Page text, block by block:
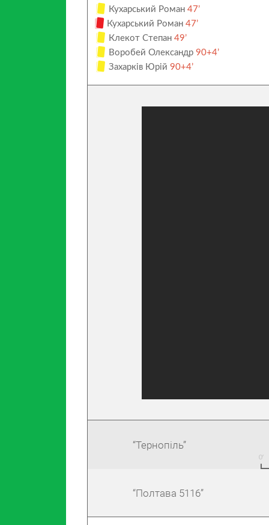
Кухарський Роман 47’
Кухарський Роман 47’
Клекот Степан 49’
Воробей Олександр 90+4’
Захарків Юрій 90+4’
“Тернопіль”
“Полтава 5116”